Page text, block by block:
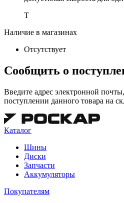
T
Наличие в магазинах
Отсутствует
Сообщить о
Введите адрес электронной
поступлении данного товара на
Каталог
Шины
Диски
Запчасти
Аккумуляторы
Покупателям